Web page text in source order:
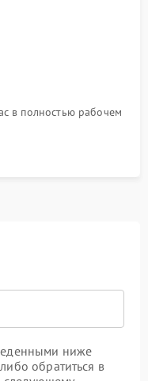
в полностью рабочем
ниже
обратиться в